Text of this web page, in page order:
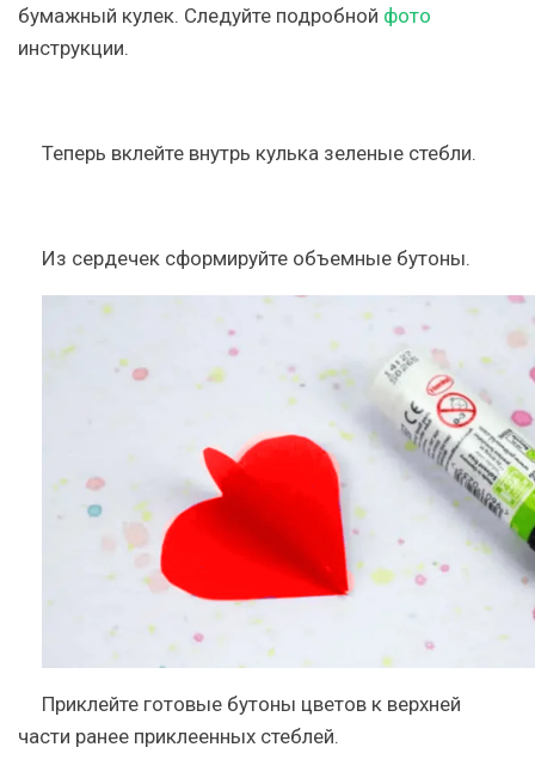
бумажный кулек. Следуйте подробной фото
инструкции.
Теперь вклейте внутрь кулька зеленые стебли.
Из сердечек сформируйте объемные бутоны.
Приклейте готовые бутоны цветов к верхней
части ранее приклеенных стеблей.